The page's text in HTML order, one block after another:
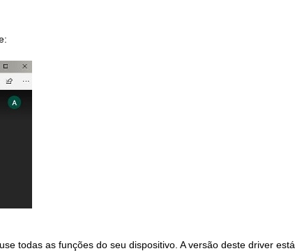
todas as funções do seu dispositivo. A versão deste driver está